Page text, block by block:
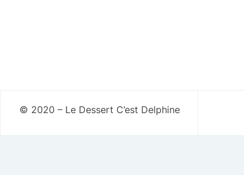
© 2020 – Le Dessert C’est Delphine